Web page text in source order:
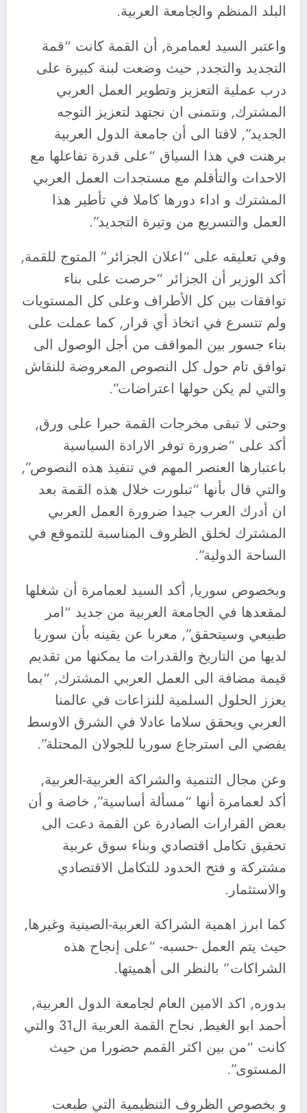
البلد المنظم والجامعة العربية.
واعتبر السيد لعمامرة, أن القمة كانت “قمة
التجديد والتجدد, حيث وضعت لبنة كبيرة على
درب عملية التعزيز وتطوير العمل العربي
المشترك, ونتمنى ان نجتهد لتعزيز التوجه
الجديد”, لافتا الى أن جامعة الدول العربية
برهنت في هذا السياق “على قدرة تفاعلها مع
الاحداث والتأقلم مع مستجدات العمل العربي
المشترك و اداء دورها كاملا في تأطير هذا
العمل والتسريع من وتيرة التجديد”.
وفي تعليقه على “اعلان الجزائر” المتوج للقمة,
أكد الوزير أن الجزائر “حرصت على بناء
توافقات بين كل الأطراف وعلى كل المستويات
ولم تتسرع في اتخاذ أي قرار, كما عملت على
بناء جسور بين المواقف من أجل الوصول الى
توافق تام حول كل النصوص المعروضة للنقاش
والتي لم يكن حولها اعتراضات”.
وحتى لا تبقى مخرجات القمة حبرا على ورق,
أكد على “ضرورة توفر الارادة السياسية
باعتبارها العنصر المهم في تنفيذ هذه النصوص”,
والتي قال بأنها “تبلورت خلال هذه القمة بعد
ان أدرك العرب جيدا ضرورة العمل العربي
المشترك لخلق الظروف المناسبة للتموقع في
الساحة الدولية”.
وبخصوص سوريا, أكد السيد لعمامرة أن شغلها
لمقعدها في الجامعة العربية من جديد “امر
طبيعي وسيتحقق”, معربا عن يقينه بأن سوريا
لديها من التاريخ والقدرات ما يمكنها من تقديم
قيمة مضافة الى العمل العربي المشترك, “بما
يعزز الحلول السلمية للنزاعات في عالمنا
العربي ويحقق سلاما عادلا في الشرق الاوسط
يفضي الى استرجاع سوريا للجولان المحتلة”.
وعن مجال التنمية والشراكة العربية-العربية,
أكد لعمامرة أنها “مسألة أساسية”, خاصة و أن
بعض القرارات الصادرة عن القمة دعت الى
تحقيق تكامل اقتصادي وبناء سوق عربية
مشتركة و فتح الحدود للتكامل الاقتصادي
والاستثمار.
كما ابرز اهمية الشراكة العربية-الصينية وغيرها,
حيث يتم العمل -حسبه- “على إنجاح هذه
الشراكات” بالنظر الى أهميتها.
بدوره, اكد الامين العام لجامعة الدول العربية,
أحمد ابو الغيط, نجاح القمة العربية ال31 والتي
كانت “من بين اكثر القمم حضورا من حيث
المستوى”.
و بخصوص الظروف التنظيمية التي طبعت